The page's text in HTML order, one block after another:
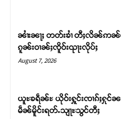
ၼၢႆးၼႃႈ တတ်းၶၢႆ တီႈလိၼ်ဢၼ်
ၵူၼ်းဝၢၼ်ႈၸိူဝ်းၺႃးလိုပ်ႈ
August 7, 2026
ယူႊၶရဵၼ်ႊ ယိုဝ်းႁူင်းၸၢၵ်ႈႁုင်ၼ
မဵၼ်မိူင်းရတ်ႉသျႃႊသွင်တီႈ